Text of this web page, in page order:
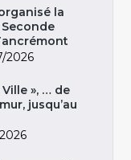
la
2026
», … de
jusqu’au